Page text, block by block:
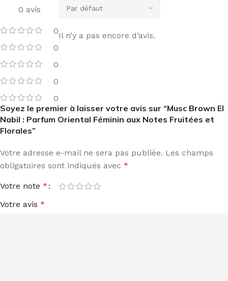
0 avis
0
0
0
0
0
Il n’y a pas encore d’avis.
Soyez le premier à laisser votre avis sur “Musc Brown El
Nabil : Parfum Oriental Féminin aux Notes Fruitées et
Florales”
Votre adresse e-mail ne sera pas publiée. Les champs
obligatoires sont indiqués avec *
Votre note *
Votre avis *